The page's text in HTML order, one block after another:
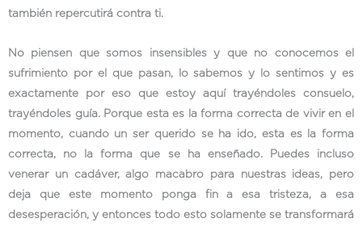
también repercutirá contra ti.
No piensen que somos insensibles y que no conocemos el
sufrimiento por el que pasan, lo sabemos y lo sentimos y es
exactamente por eso que estoy aquí trayéndoles consuelo,
trayéndoles guía. Porque esta es la forma correcta de vivir en el
momento, cuando un ser querido se ha ido, esta es la forma
correcta, no la forma que se ha enseñado. Puedes incluso
venerar un cadáver, algo macabro para nuestras ideas, pero
deja que este momento ponga fin a esa tristeza, a esa
desesperación, y entonces todo esto solamente se transformará